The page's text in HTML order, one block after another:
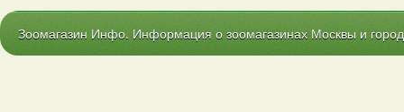
Зоомагазин Инфо. Информация о зоомагазинах Москвы и